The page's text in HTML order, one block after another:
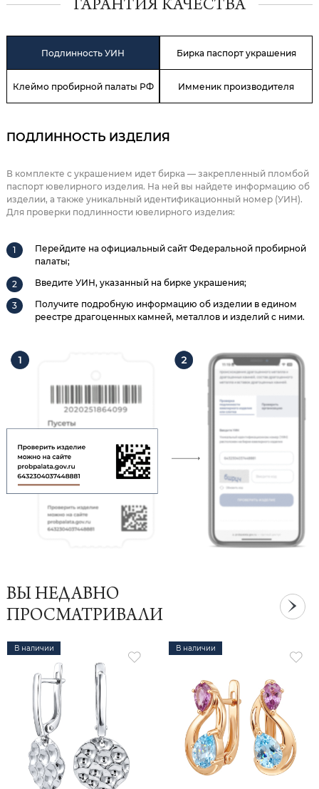
ГАРАНТИЯ КАЧЕСТВА
Подлинность УИН Бирка паспорт украшения
Клеймо пробирной палаты РФ Имменик производителя
ПОДЛИННОСТЬ ИЗДЕЛИЯ
В комплекте с украшением идет бирка — закрепленный пломбой
паспорт ювелирного изделия. На ней вы найдете информацию об
изделии, а также уникальный идентификационный номер (УИН).
Для проверки подлинности ювелирного изделия:
Перейдите на официальный сайт Федеральной пробирной
палаты;
Введите УИН, указанный на бирке украшения;
Получите подробную информацию об изделии в едином
реестре драгоценных камней, металлов и изделий с ними.
ВЫ НЕДАВНО
ПРОСМАТРИВАЛИ
В наличии В наличии